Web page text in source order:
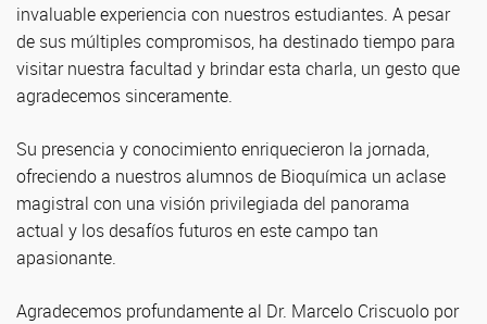
invaluable experiencia con nuestros estudiantes. A pesar
de sus múltiples compromisos, ha destinado tiempo para
visitar nuestra facultad y brindar esta charla, un gesto que
agradecemos sinceramente.
Su presencia y conocimiento enriquecieron la jornada,
ofreciendo a nuestros alumnos de Bioquímica un aclase
magistral con una visión privilegiada del panorama
actual y los desafíos futuros en este campo tan
apasionante.
Agradecemos profundamente al Dr. Marcelo Criscuolo por